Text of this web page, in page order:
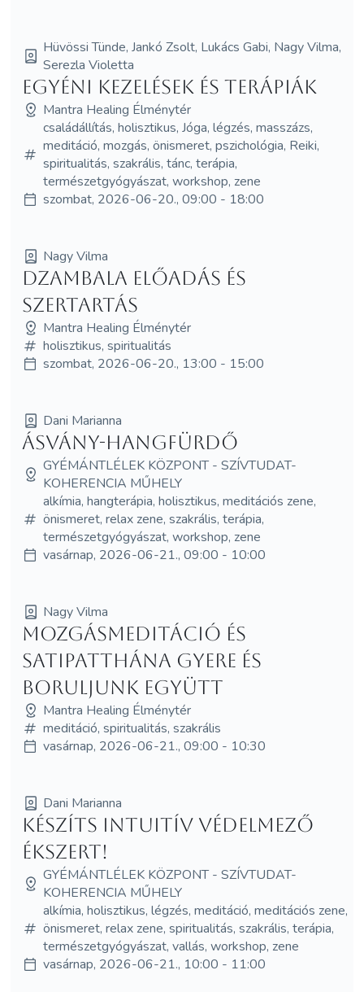
Hüvössi Tünde, Jankó Zsolt, Lukács Gabi, Nagy Vilma,
Serezla Violetta
Egyéni kezelések és terápiák
Mantra Healing Élménytér
családállítás, holisztikus, Jóga, légzés, masszázs,
meditáció, mozgás, önismeret, pszichológia, Reiki,
spiritualitás, szakrális, tánc, terápia,
természetgyógyászat, workshop, zene
szombat, 2026-06-20., 09:00 - 18:00
Nagy Vilma
Dzambala előadás és
szertartás
Mantra Healing Élménytér
holisztikus, spiritualitás
szombat, 2026-06-20., 13:00 - 15:00
Dani Marianna
Ásvány-hangfürdő
GYÉMÁNTLÉLEK KÖZPONT - SZÍVTUDAT-
KOHERENCIA MŰHELY
alkímia, hangterápia, holisztikus, meditációs zene,
önismeret, relax zene, szakrális, terápia,
természetgyógyászat, workshop, zene
vasárnap, 2026-06-21., 09:00 - 10:00
Nagy Vilma
Mozgásmeditáció és
Satipatthána Gyere és
boruljunk együtt
Mantra Healing Élménytér
meditáció, spiritualitás, szakrális
vasárnap, 2026-06-21., 09:00 - 10:30
Dani Marianna
Készíts intuitív védelmező
ékszert!
GYÉMÁNTLÉLEK KÖZPONT - SZÍVTUDAT-
KOHERENCIA MŰHELY
alkímia, holisztikus, légzés, meditáció, meditációs zene,
önismeret, relax zene, spiritualitás, szakrális, terápia,
természetgyógyászat, vallás, workshop, zene
vasárnap, 2026-06-21., 10:00 - 11:00